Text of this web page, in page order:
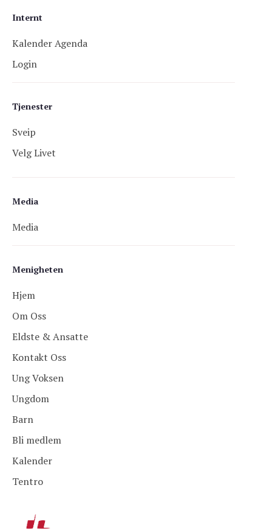
Menigheten
Hjem
Om Oss
Eldste & Ansatte
Kontakt Oss
Ung Voksen
Ungdom
Barn
Bli medlem
Kalender
Tentro
Tjenester
Sveip
Velg Livet
Media
Media
Internt
Kalender Agenda
Login